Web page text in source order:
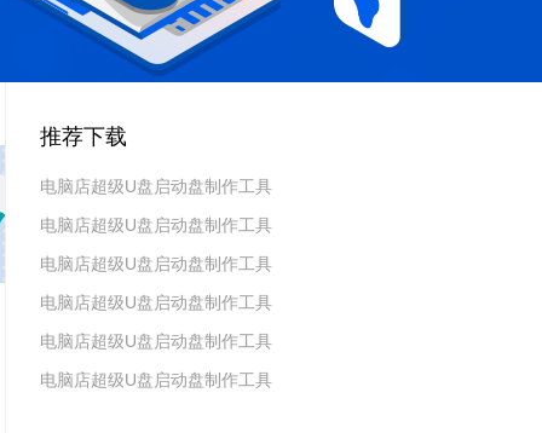
推荐下载
电脑店超级U盘启动盘制作工具
v7.5_2606
电脑店超级U盘启动盘制作工具
v7.5_2604
电脑店超级U盘启动盘制作工具
v7.5_2602
电脑店超级U盘启动盘制作工具
v7.5_2511
电脑店超级U盘启动盘制作工具
v7.5_2509
电脑店超级U盘启动盘制作工具